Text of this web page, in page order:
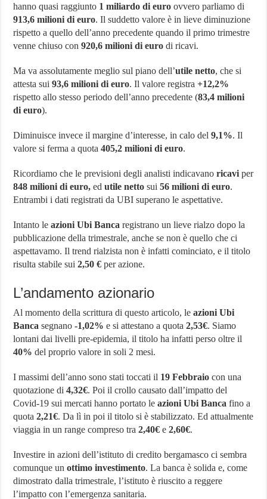
hanno quasi raggiunto 1 miliardo di euro ovvero parliamo di
913,6 milioni di euro. Il suddetto valore è in lieve diminuzione
rispetto a quello dell’anno precedente quando il primo trimestre
venne chiuso con920,6 milioni di euro di ricavi.
Ma va assolutamente meglio sul piano dell’utile netto, che si
attesta sui93,6 milioni di euro. Il valore registra +12,2%
rispetto allo stesso periodo dell’anno precedente (83,4 milioni
di euro).
Diminuisce invece il margine d’interesse, in calo del9,1%. Il
valore si ferma a quota405,2 milioni di euro.
Ricordiamo che le previsioni degli analisti indicavanoricavi per
848 milioni di euro, edutile netto sui56 milioni di euro.
Entrambi i dati registrati da UBI superano le aspettative.
Intanto le azioni Ubi Banca registrano un lieve rialzo dopo la
pubblicazione della trimestrale, anche se non è quello che ci
aspettavamo. Il trend rialzista non è infatti cominciato, e il titolo
risulta stabile sui2,50 € per azione.
L’andamento azionario
Al momento della scrittura di questo articolo, leazioni Ubi
Banca segnano-1,02% e si attestano a quota2,53€. Siamo
lontani dai livelli pre-epidemia, il titolo ha infatti perso oltre il
40% del proprio valore in soli 2 mesi.
I massimi dell’anno sono stati toccati il 19 Febbraio con una
quotazione di4,32€. Poi il crollo causato dall’impatto del
Covid-19 sui mercati hanno portato leazioni Ubi Banca fino a
quota2,21€. Da lì in poi il titolo si è stabilizzato. Ed attualmente
viaggia in un range compreso tra2,40€ e 2,60€.
Investire in azioni dell’istituto di credito bergamasco ci sembra
comunque unottimo investimento. La banca è solida e, come
dimostrato dalla trimestrale, l’istituto è riuscito a reggere
l’impatto con l’emergenza sanitaria.